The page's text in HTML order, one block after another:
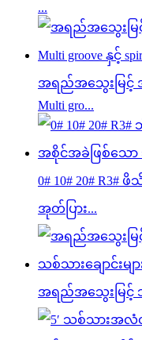
...
အရည်အသွေးမြင့် အ
Multi gro...
0# 10# 20#
အုတ်ပြား...
အရည်အသွေးမြင့်